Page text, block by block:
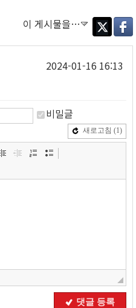
이 게시물을…
Twitter
2024-01-16 16:13
비밀글
새로고침 (1)
댓글 등록